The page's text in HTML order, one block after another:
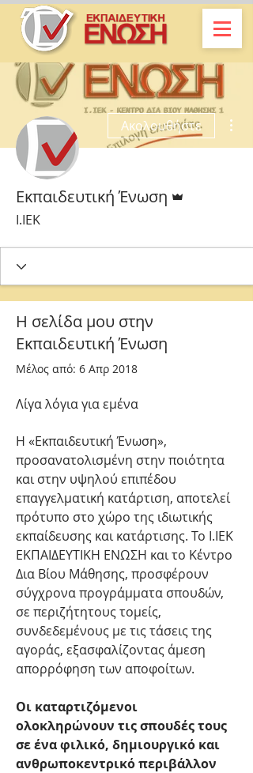
Ακολουθήστε
Εκπαιδευτική Ένωση
Ι.ΙΕΚ
Η σελίδα μου στην
Εκπαιδευτική Ένωση
Μέλος από: 6 Απρ 2018
Λίγα λόγια για εμένα
Η «Εκπαιδευτική Ένωση»,
προσανατολισμένη στην ποιότητα
και στην υψηλού επιπέδου
επαγγελματική κατάρτιση, αποτελεί
πρότυπο στο χώρο της ιδιωτικής
εκπαίδευσης και κατάρτισης. Το Ι.ΙΕΚ
ΕΚΠΑΙΔΕΥΤΙΚΗ ΕΝΩΣΗ και το Κέντρο
Δια Βίου Μάθησης, προσφέρουν
σύγχρονα προγράμματα σπουδών,
σε περιζήτητους τομείς,
συνδεδεμένους με τις τάσεις της
αγοράς, εξασφαλίζοντας άμεση
απορρόφηση των αποφοίτων.
Οι καταρτιζόμενοι
ολοκληρώνουν τις σπουδές τους
σε ένα φιλικό, δημιουργικό και
ανθρωποκεντρικό περιβάλλον